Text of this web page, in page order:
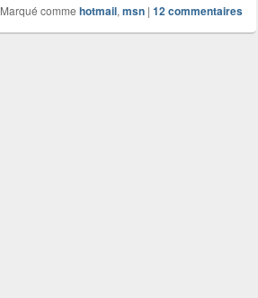
Marqué comme hotmail, msn | 12commentaires